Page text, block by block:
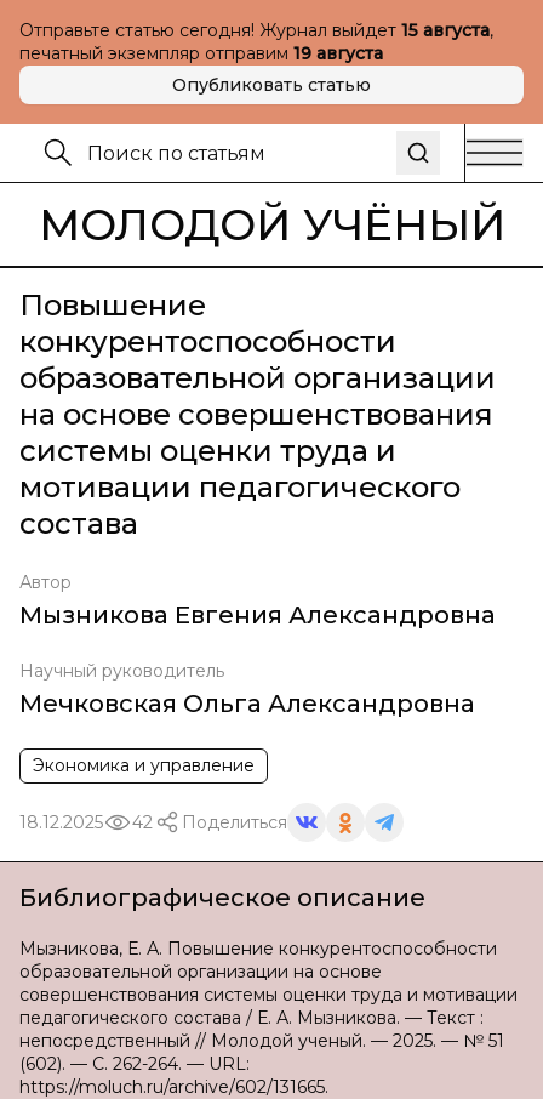
Отправьте статью сегодня! Журнал выйдет 15 августа,
печатный экземпляр отправим 19 августа
Опубликовать статью
МОЛОДОЙ УЧЁНЫЙ
Повышение
конкурентоспособности
образовательной организации
на основе совершенствования
системы оценки труда и
мотивации педагогического
состава
Автор
Мызникова Евгения Александровна
Научный руководитель
Мечковская Ольга Александровна
Экономика и управление
18.12.2025 42 Поделиться
Библиографическое описание
Мызникова, Е. А. Повышение конкурентоспособности
образовательной организации на основе
совершенствования системы оценки труда и мотивации
педагогического состава / Е. А. Мызникова. — Текст :
непосредственный // Молодой ученый. — 2025. — № 51
(602). — С. 262-264. — URL:
https://moluch.ru/archive/602/131665.